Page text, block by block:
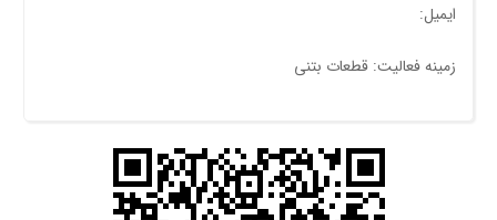
ایمیل:
زمینه فعالیت: قطعات بتنی